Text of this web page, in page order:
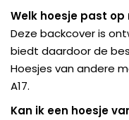
Welk hoesje past op
Deze backcover is
biedt daardoor de
Hoesjes van andere
A17.
Kan ik een hoesje